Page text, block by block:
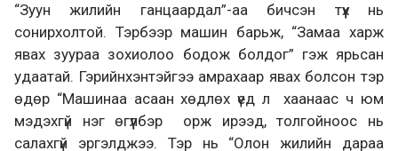
“Зуун жилийн ганцаардал”-аа бичсэн түүх нь
сонирхолтой. Тэрбээр машин барьж, “Замаа харж
явах зуураа зохиолоо бодож болдог” гэж ярьсан
удаатай. Гэрийнхэнтэйгээ амрахаар явах болсон тэр
өдөр “Машинаа асаан хөдлөх үед л хаанаас ч юм
мэдэхгүй нэг өгүүлбэр орж ирээд, толгойноос нь
салахгүй эргэлджээ. Тэр нь “Олон жилийн дараа